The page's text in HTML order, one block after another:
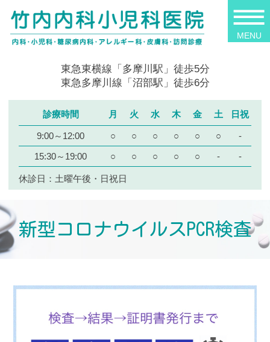
東急東横線「多摩川駅」徒歩5分
東急多摩川線「沼部駅」徒歩6分
診療時間 月 火 水 木 金 土 日祝
9:00～12:00 ○ ○ ○ ○ ○ ○
-
15:30～19:00
○ ○ ○ ○ ○ - -
休診日：土曜午後・日祝日
新型コロナウイルスPCR検査